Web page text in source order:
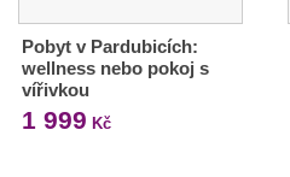
Pobyt v Pardubicích:
wellness nebo pokoj s
vířivkou
1 999 Kč